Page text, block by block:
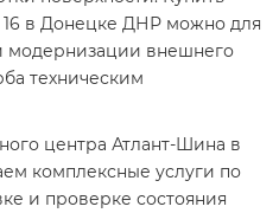
16 в Донецке ДНР можно для
модернизации внешнего
техническим
центра Атлант-Шина в
комплексные услуги по
и проверке состояния